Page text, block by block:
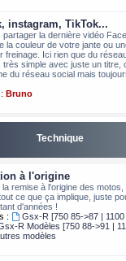
instagram, TikTok...
partager la dernière vidéo
la couleur de votre jante ou
freinage. Ici rien que du
très simple avec juste un titre,
du réseau social mais
Bruno
Technique
à l'origine
la remise à l'origine des
ce que ça implique, juste
d'années !
:
Gsx-R [750 85->87 |
R Modèles [750 88->91 |
modèles